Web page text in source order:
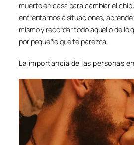
muerto en casa para cambiar el chip
enfrentarnos a situaciones,
mismo y recordar todo aquello de lo
por pequeño que te parezca.
La importancia de las personas